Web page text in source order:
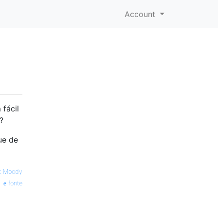
Account
fácil
de
Moody
fonte